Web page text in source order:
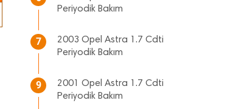
Periyodik Bakım
7
2003 Opel Astra 1.7 Cdti
Periyodik Bakım
9
2001 Opel Astra 1.7 Cdti
Periyodik Bakım